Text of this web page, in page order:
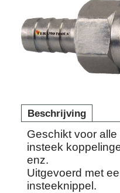
Beschrijving
Geschikt voor
insteek
enz.
Uitgevoerd met
insteeknippel.